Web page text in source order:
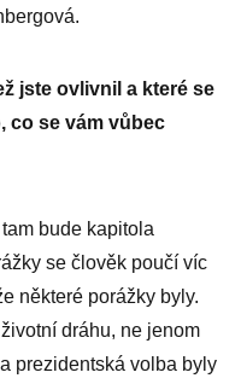
jste ovlivnil a které se
co se vám vůbec
bude kapitola
se člověk poučí víc
některé porážky byly.
dráhu, ne jenom
prezidentská volba byly